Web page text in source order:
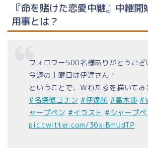
『命を賭けた恋愛中継』中継
用事とは？
フォロワー500名様ありがとうござ
今週の土曜日は伊達さん！
ということで、Ｗわたるを描いてみ
#名探偵コナン #伊達航 #高木渉 #
ャープペン #イラスト #シャープペ
pic.twitter.com/36xiBmUdTP